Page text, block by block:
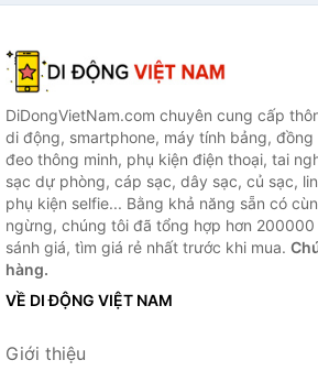
DiDongVietNam.com chuyên cung cấp
di động, smartphone, máy tính bảng,
đeo thông minh, phụ kiện điện thoại, tai
sạc dự phòng, cáp sạc, dây sạc, củ sạc,
phụ kiện selfie... Bằng khả năng sẵn có
ngừng, chúng tôi đã tổng hợp hơn
sánh giá, tìm giá rẻ nhất trước khi mua.
hàng.
VỀ DI ĐỘNG VIỆT NAM
Giới thiệu